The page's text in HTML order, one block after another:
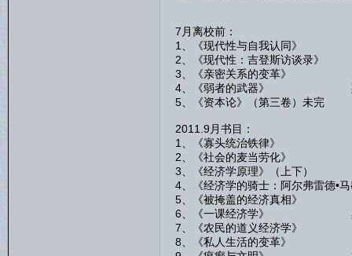
7月离校前：
1、《现代性与自我认同》
2、《现代性：吉登斯访谈录
3、《亲密关系的变革》
4、《弱者的武器》 斯
5、《资本论》（第三卷）未
2011.9月书目：
1、《寡头统治铁律》
2、《社会的麦当劳化》
3、《经济学原理》（上下
4、《经济学的骑士：阿尔弗雷德
5、《被掩盖的经济真相》
6、《一课经济学》 黑
7、《农民的道义经济学》
8、《私人生活的变革》